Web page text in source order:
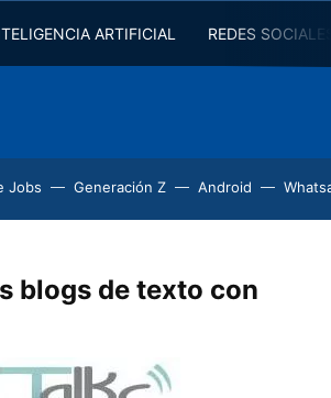
ARTIFICIAL REDES
Jobs Generación Z Android
blogs de texto con